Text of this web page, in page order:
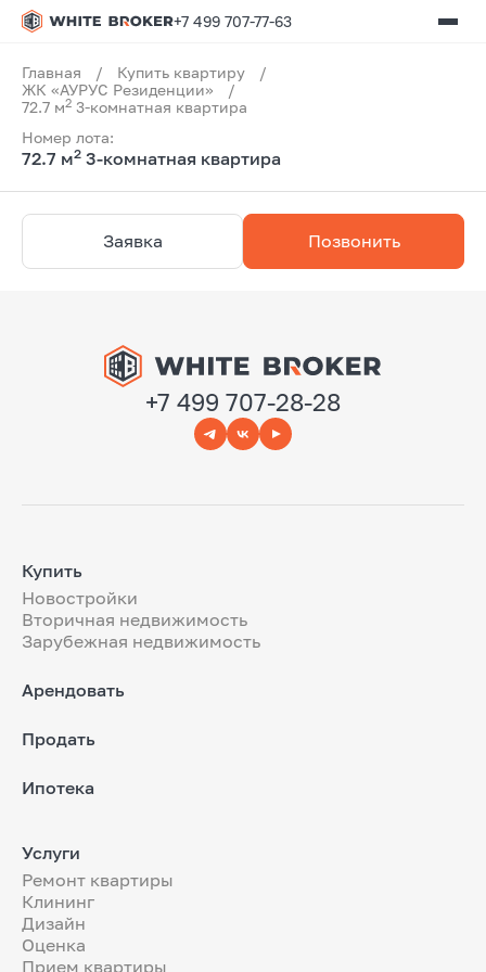
+7 499 707-77-63
Главная / Купить квартиру
/
ЖК «АУРУС Резиденции»
/
72.7 м2 3-комнатная квартира
Номер лота:
72.7 м2 3-комнатная квартира
Заявка Позвонить
+7 499 707-28-28
Купить
Новостройки
Вторичная недвижимость
Зарубежная недвижимость
Арендовать
Продать
Ипотека
Услуги
Ремонт квартиры
Клининг
Дизайн
Оценка
Прием квартиры